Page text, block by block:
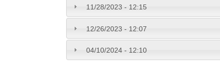
11/28/2023 - 12:15
12/26/2023 - 12:07
04/10/2024 - 12:10